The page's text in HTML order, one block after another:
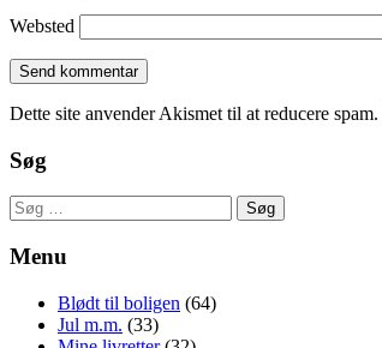
Websted
Dette site anvender Akismet til at reducere spam.
Søg
Søg
efter:
Menu
Blødt til boligen (64)
Jul m.m. (33)